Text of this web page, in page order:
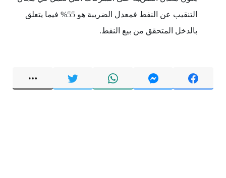
التنقيب عن النفط فمعدل الضريبة هو 55% فيما يتعلق
بالدخل المتحقق من بيع النفط.